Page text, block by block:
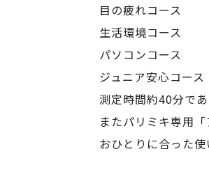
目の疲れコース
生活環境コース
パソコンコース
ジュニア安心コース
測定時間約40分で
またパリミキ専用
おひとりに合った